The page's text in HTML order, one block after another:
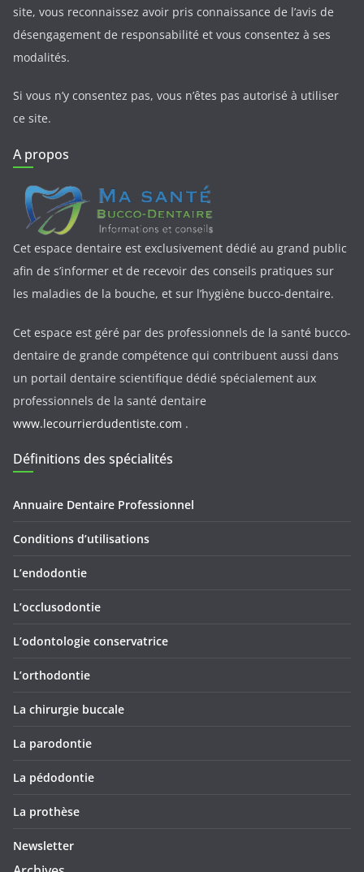
site, vous reconnaissez avoir pris connaissance de l’avis de
désengagement de responsabilité et vous consentez à ses
modalités.
Si vous n’y consentez pas, vous n’êtes pas autorisé à utiliser
ce site.
A propos
Cet espace dentaire est exclusivement dédié au grand public
afin de s’informer et de recevoir des conseils pratiques sur
les maladies de la bouche, et sur l’hygiène bucco-dentaire.
Cet espace est géré par des professionnels de la santé bucco-
dentaire de grande compétence qui contribuent aussi dans
un portail dentaire scientifique dédié spécialement aux
professionnels de la santé dentaire
www.lecourrierdudentiste.com .
Définitions des spécialités
Annuaire Dentaire Professionnel
Conditions d’utilisations
L’endodontie
L’occlusodontie
L’odontologie conservatrice
L’orthodontie
La chirurgie buccale
La parodontie
La pédodontie
La prothèse
Newsletter